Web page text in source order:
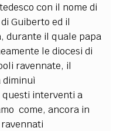
con il nome di
Guiberto ed il
durante il quale papa
le diocesi di
ravennate, il
diminuì
interventi a
come, ancora in